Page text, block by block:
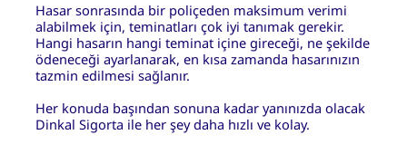
Hasar sonrasında bir poliçeden maksimum verimi
alabilmek için, teminatları çok iyi tanımak gerekir.
Hangi hasarın hangi teminat içine gireceği, ne şekilde
ödeneceği ayarlanarak, en kısa zamanda hasarınızın
tazmin edilmesi sağlanır.
Her konuda başından sonuna kadar yanınızda olacak
Dinkal Sigorta ile her şey daha hızlı ve kolay.